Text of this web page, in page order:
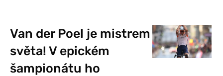
Van der Poel je mistrem
světa! V epickém
šampionátu ho